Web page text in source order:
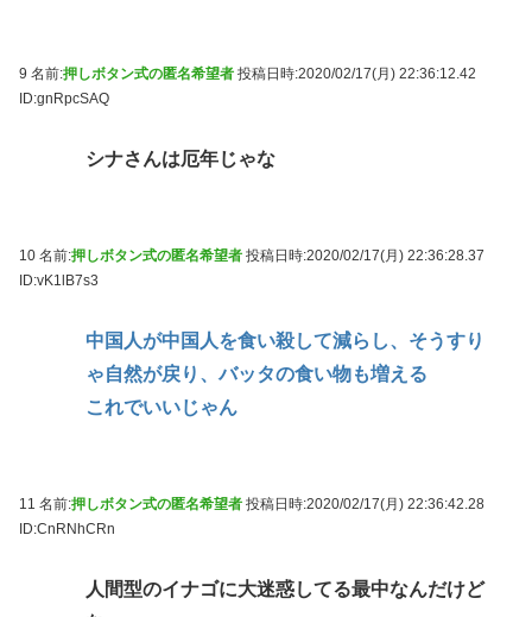
9 名前:押しボタン式の匿名希望者 投稿日時:2020/02/17(月) 22:36:12.42
ID:gnRpcSAQ
シナさんは厄年じゃな
10 名前:押しボタン式の匿名希望者 投稿日時:2020/02/17(月) 22:36:28.37
ID:vK1lB7s3
中国人が中国人を食い殺して減らし、そうすり
ゃ自然が戻り、バッタの食い物も増える
これでいいじゃん
11 名前:押しボタン式の匿名希望者 投稿日時:2020/02/17(月) 22:36:42.28
ID:CnRNhCRn
人間型のイナゴに大迷惑してる最中なんだけど